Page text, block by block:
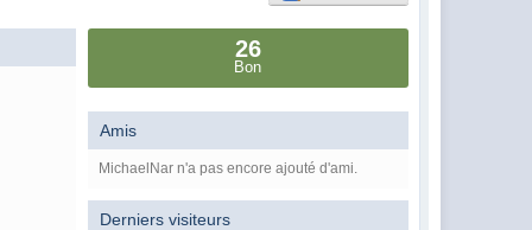
26
Bon
Amis
MichaelNar n'a pas encore ajouté d'ami.
Derniers visiteurs